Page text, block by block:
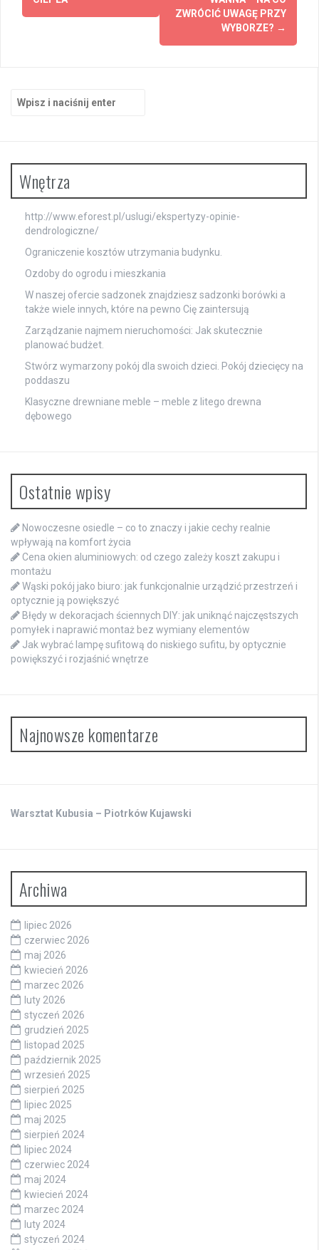
ZWRÓCIĆ UWAGĘ PRZY
WYBORZE? →
Wnętrza
http://www.eforest.pl/uslugi/ekspertyzy-opinie-
dendrologiczne/
Ograniczenie kosztów utrzymania budynku.
Ozdoby do ogrodu i mieszkania
W naszej ofercie sadzonek znajdziesz sadzonki borówki a
także wiele innych, które na pewno Cię zaintersują
Zarządzanie najmem nieruchomości: Jak skutecznie
planować budżet.
Stwórz wymarzony pokój dla swoich dzieci. Pokój dziecięcy na
poddaszu
Klasyczne drewniane meble – meble z litego drewna
dębowego
Ostatnie wpisy
Nowoczesne osiedle – co to znaczy i jakie cechy realnie
wpływają na komfort życia
Cena okien aluminiowych: od czego zależy koszt zakupu i
montażu
Wąski pokój jako biuro: jak funkcjonalnie urządzić przestrzeń i
optycznie ją powiększyć
Błędy w dekoracjach ściennych DIY: jak uniknąć najczęstszych
pomyłek i naprawić montaż bez wymiany elementów
Jak wybrać lampę sufitową do niskiego sufitu, by optycznie
powiększyć i rozjaśnić wnętrze
Najnowsze komentarze
Warsztat Kubusia – Piotrków Kujawski
Archiwa
lipiec 2026
czerwiec 2026
maj 2026
kwiecień 2026
marzec 2026
luty 2026
styczeń 2026
grudzień 2025
listopad 2025
październik 2025
wrzesień 2025
sierpień 2025
lipiec 2025
maj 2025
sierpień 2024
lipiec 2024
czerwiec 2024
maj 2024
kwiecień 2024
marzec 2024
luty 2024
styczeń 2024